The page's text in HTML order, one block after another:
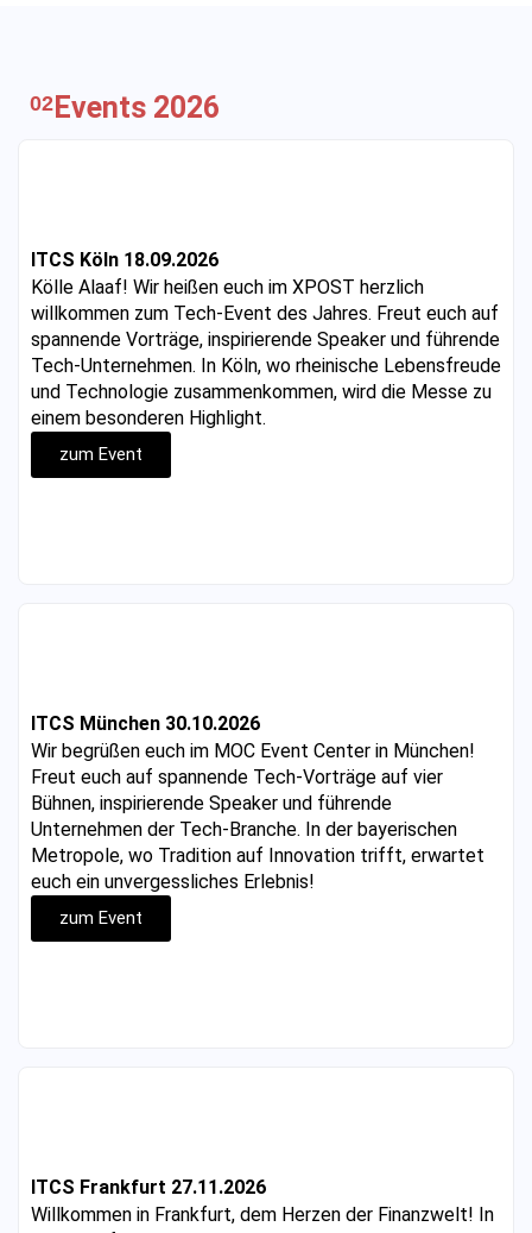
02 Events 2026
ITCS Köln 18.09.2026
Kölle Alaaf! Wir heißen euch im XPOST herzlich
willkommen zum Tech-Event des Jahres. Freut euch auf
spannende Vorträge, inspirierende Speaker und führende
Tech-Unternehmen. In Köln, wo rheinische Lebensfreude
und Technologie zusammenkommen, wird die Messe zu
einem besonderen Highlight.
zum Event
ITCS München 30.10.2026
Wir begrüßen euch im MOC Event Center in München!
Freut euch auf spannende Tech-Vorträge auf vier
Bühnen, inspirierende Speaker und führende
Unternehmen der Tech-Branche. In der bayerischen
Metropole, wo Tradition auf Innovation trifft, erwartet
euch ein unvergessliches Erlebnis!
zum Event
ITCS Frankfurt 27.11.2026
Willkommen in Frankfurt, dem Herzen der Finanzwelt! In